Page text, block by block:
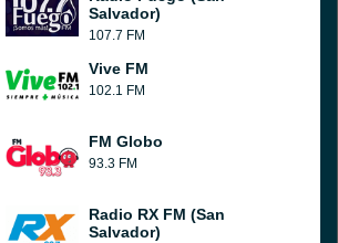
Salvador)
107.7 FM
Vive FM
102.1 FM
FM Globo
93.3 FM
Radio RX FM (San
Salvador)